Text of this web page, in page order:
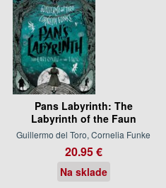
Pans Labyrinth: The
Labyrinth of the Faun
Guillermo del Toro, Cornelia Funke
20.95 €
Na sklade